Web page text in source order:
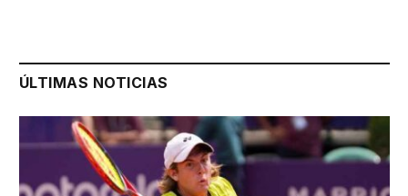
ÚLTIMAS NOTICIAS